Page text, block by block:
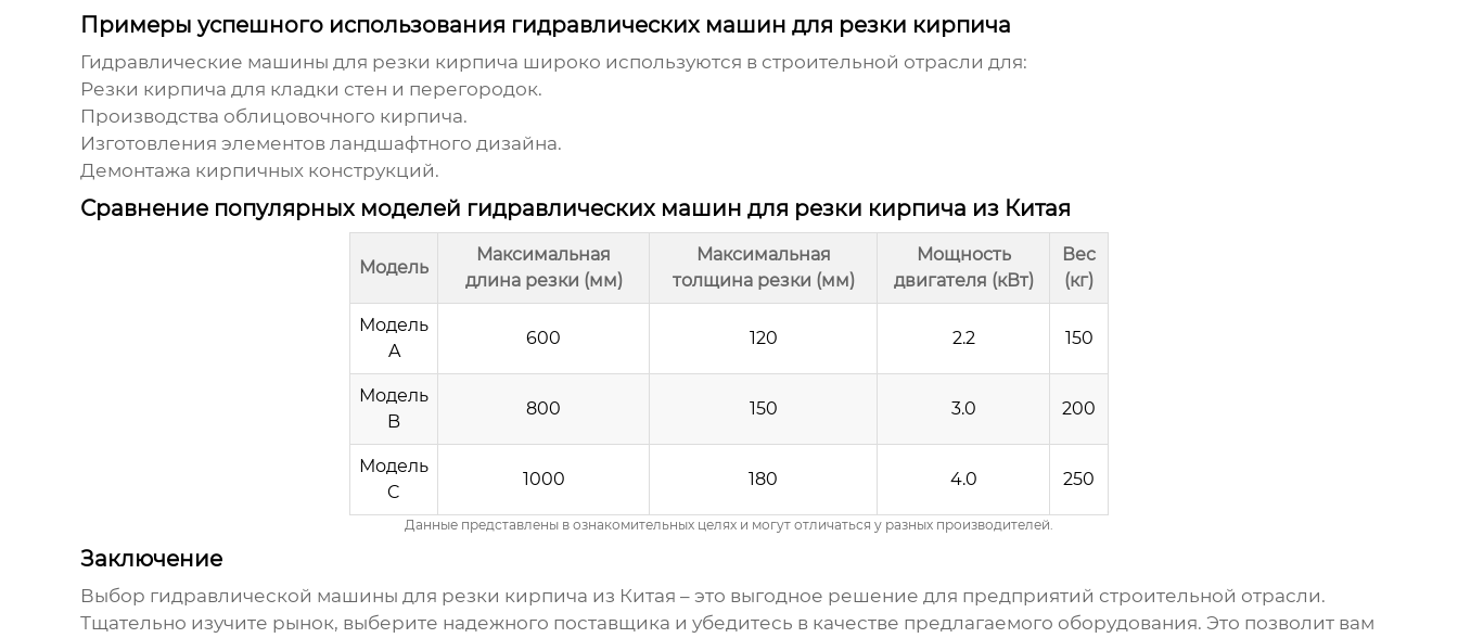
Примеры успешного использования гидравлических машин для резки кирпича
Гидравлические машины для резки кирпича широко используются в строительной отрасли для:
Резки кирпича для кладки стен и перегородок.
Производства облицовочного кирпича.
Изготовления элементов ландшафтного дизайна.
Демонтажа кирпичных конструкций.
Сравнение популярных моделей гидравлических машин для резки кирпича из Китая
Модель
Максимальная
длина резки (мм)
Максимальная
толщина резки (мм)
Мощность
двигателя (кВт)
Вес
(кг)
Модель
A
600 120 2.2 150
Модель
B
800 150 3.0 200
Модель
C
1000 180 4.0 250
Данные представлены в ознакомительных целях и могут отличаться у разных производителей.
Заключение
Выбор гидравлической машины для резки кирпича из Китая – это выгодное решение для предприятий строительной отрасли.
Тщательно изучите рынок, выберите надежного поставщика и убедитесь в качестве предлагаемого оборудования. Это позволит вам